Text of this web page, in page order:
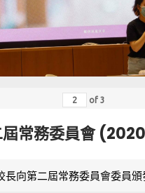
of3
屆常務委員會
長向第二屆常務委員會委員頒